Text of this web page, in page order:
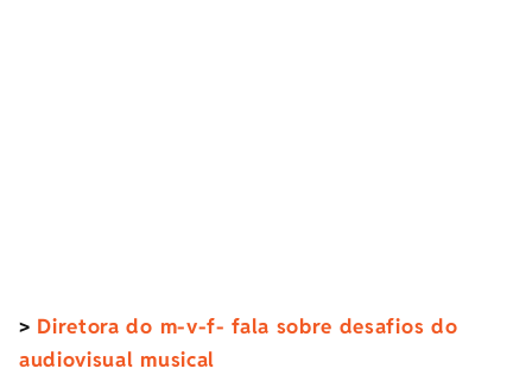
> Diretora do m-v-f- fala sobre desafios do
audiovisual musical